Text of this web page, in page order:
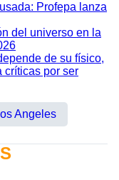
Profepa lanza
del universo en la
de su físico,
críticas por ser
Angeles